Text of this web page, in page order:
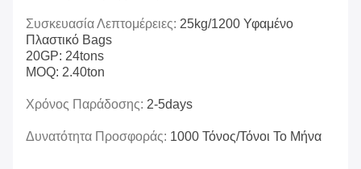
Συσκευασία Λεπτομέρειες: 25kg/1200 Υφαμένο
Πλαστικό Bags
20GP: 24tons
MOQ: 2.40ton
Χρόνος Παράδοσης: 2-5days
Δυνατότητα Προσφοράς: 1000 Τόνος/τόνοι Το Μήνα